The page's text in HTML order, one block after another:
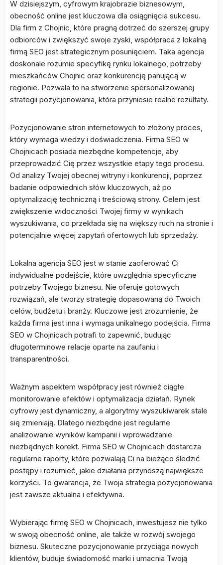
W dzisiejszym, cyfrowym krajobrazie biznesowym,
obecność online jest kluczowa dla osiągnięcia sukcesu.
Dla firm z Chojnic, które pragną dotrzeć do szerszej grupy
odbiorców i zwiększyć swoje zyski, współpraca z lokalną
firmą SEO jest strategicznym posunięciem. Taka agencja
doskonale rozumie specyfikę rynku lokalnego, potrzeby
mieszkańców Chojnic oraz konkurencję panującą w
regionie. Pozwala to na stworzenie spersonalizowanej
strategii pozycjonowania, która przyniesie realne rezultaty.
Pozycjonowanie stron internetowych to złożony proces,
który wymaga wiedzy i doświadczenia. Firma SEO w
Chojnicach posiada niezbędne kompetencje, aby
przeprowadzić Cię przez wszystkie etapy tego procesu.
Od analizy Twojej obecnej witryny i konkurencji, poprzez
badanie odpowiednich słów kluczowych, aż po
optymalizację techniczną i treściową strony. Celem jest
zwiększenie widoczności Twojej firmy w wynikach
wyszukiwania, co przekłada się na większy ruch na stronie i
potencjalnie więcej zapytań ofertowych lub sprzedaży.
Lokalna agencja SEO jest w stanie zaoferować Ci
indywidualne podejście, które uwzględnia specyficzne
potrzeby Twojego biznesu. Nie oferuje gotowych
rozwiązań, ale tworzy strategię dopasowaną do Twoich
celów, budżetu i branży. Kluczowe jest zrozumienie, że
każda firma jest inna i wymaga unikalnego podejścia. Firma
SEO w Chojnicach potrafi to zapewnić, budując
długoterminowe relacje oparte na zaufaniu i
transparentności.
Ważnym aspektem współpracy jest również ciągłe
monitorowanie efektów i optymalizacja działań. Rynek
cyfrowy jest dynamiczny, a algorytmy wyszukiwarek stale
się zmieniają. Dlatego niezbędne jest regularne
analizowanie wyników kampanii i wprowadzanie
niezbędnych korekt. Firma SEO w Chojnicach dostarcza
regularne raporty, które pozwalają Ci na bieżąco śledzić
postępy i rozumieć, jakie działania przynoszą największe
korzyści. To gwarancja, że Twoja strategia pozycjonowania
jest zawsze aktualna i efektywna.
Wybierając firmę SEO w Chojnicach, inwestujesz nie tylko
w swoją obecność online, ale także w rozwój swojego
biznesu. Skuteczne pozycjonowanie przyciąga nowych
klientów, buduje świadomość marki i umacnia Twoją